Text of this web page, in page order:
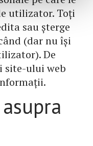
utilizator. Toți
sau șterge
(dar nu își
De
site-ului web